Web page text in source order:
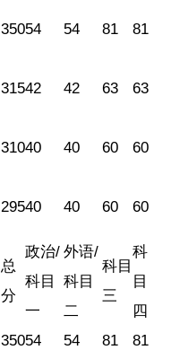
35054 54 81 81
31542 42 63 63
31040 40 60 60
29540 40 60 60
总
分
政治/
科目
一
外语/
科目
二
科目
三
科
目
四
35054 54 81 81